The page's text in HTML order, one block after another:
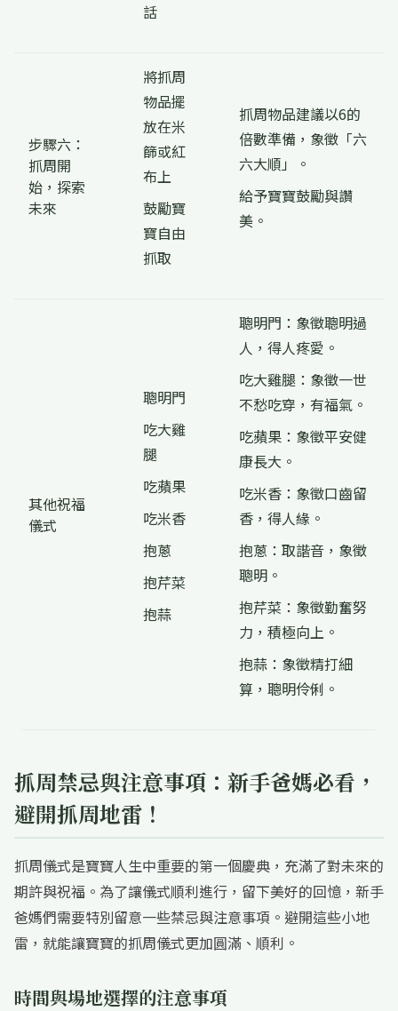
話
步驟六：
抓周開
始，探索
未來
將抓周
物品擺
放在米
篩或紅
布上
鼓勵寶
寶自由
抓取
抓周物品建議以6的
倍數準備，象徵「六
六大順」。
給予寶寶鼓勵與讚
美。
其他祝福
儀式
聰明門
吃大雞
腿
吃蘋果
吃米香
抱蔥
抱芹菜
抱蒜
聰明門：象徵聰明過
人，得人疼愛。
吃大雞腿：象徵一世
不愁吃穿，有福氣。
吃蘋果：象徵平安健
康長大。
吃米香：象徵口齒留
香，得人緣。
抱蔥：取諧音，象徵
聰明。
抱芹菜：象徵勤奮努
力，積極向上。
抱蒜：象徵精打細
算，聰明伶俐。
抓周禁忌與注意事項：新手爸媽必看，
避開抓周地雷！
抓周儀式是寶寶人生中重要的第一個慶典，充滿了對未來的
期許與祝福。為了讓儀式順利進行，留下美好的回憶，新手
爸媽們需要特別留意一些禁忌與注意事項。避開這些小地
雷，就能讓寶寶的抓周儀式更加圓滿、順利。
時間與場地選擇的注意事項